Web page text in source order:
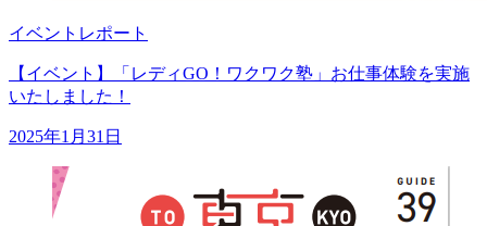
イベントレポート
【イベント】「レディGO！ワクワク塾」お仕事体験を実施
いたしました！
2025年1月31日